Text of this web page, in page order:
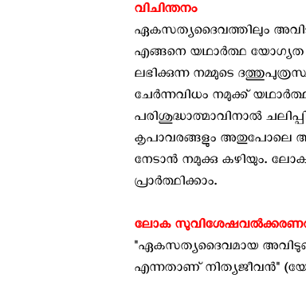
വിചിന്തനം
ഏകസത്യദൈവത്തിലും
എങ്ങനെ യഥാര്‍ത്ഥ യോഗ്യത
ലഭിക്കുന്ന നമ്മുടെ
ചേര്‍ന്നവിധം നമുക്ക്
പരിശുദ്ധാത്മാവിനാല്‍
കൃപാവരങ്ങളും അതുപോലെ
നേടാന്‍ നമുക്കു കഴിയും.
പ്രാർത്ഥിക്കാം.
ലോക
"ഏകസത്യദൈവമായ
എന്നതാണ് നിത്യജീവൻ"